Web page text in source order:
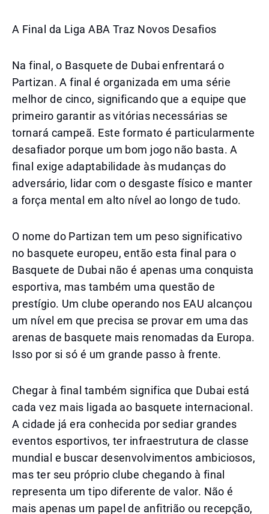
A Final da Liga ABA Traz Novos Desafios
Na final, o Basquete de Dubai enfrentará o
Partizan. A final é organizada em uma série
melhor de cinco, significando que a equipe que
primeiro garantir as vitórias necessárias se
tornará campeã. Este formato é particularmente
desafiador porque um bom jogo não basta. A
final exige adaptabilidade às mudanças do
adversário, lidar com o desgaste físico e manter
a força mental em alto nível ao longo de tudo.
O nome do Partizan tem um peso significativo
no basquete europeu, então esta final para o
Basquete de Dubai não é apenas uma conquista
esportiva, mas também uma questão de
prestígio. Um clube operando nos EAU alcançou
um nível em que precisa se provar em uma das
arenas de basquete mais renomadas da Europa.
Isso por si só é um grande passo à frente.
Chegar à final também significa que Dubai está
cada vez mais ligada ao basquete internacional.
A cidade já era conhecida por sediar grandes
eventos esportivos, ter infraestrutura de classe
mundial e buscar desenvolvimentos ambiciosos,
mas ter seu próprio clube chegando à final
representa um tipo diferente de valor. Não é
mais apenas um papel de anfitrião ou recepção,